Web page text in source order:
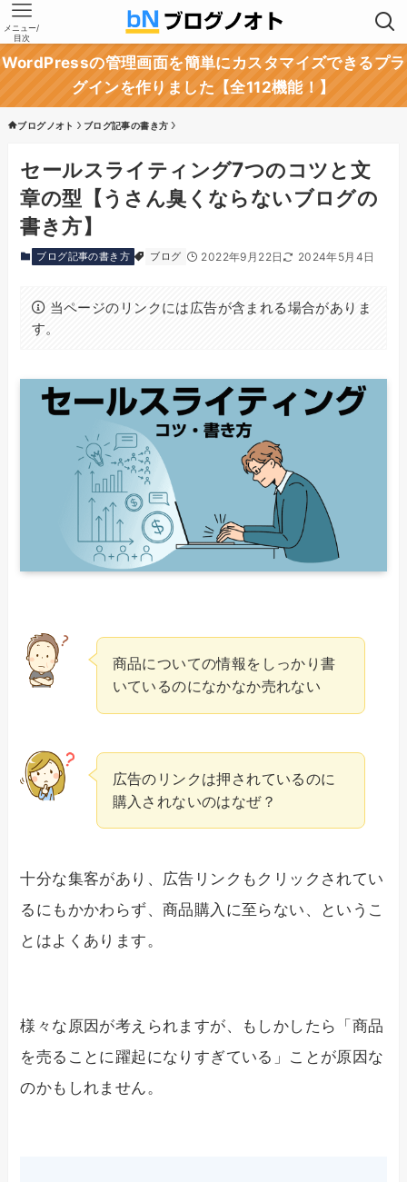
メニュー/
目次
WordPressの管理画面を簡単にカスタマイズできるプラ
グインを作りました【全112機能！】
ブログノオト ブログ記事の書き方
セールスライティング7つのコツと文
章の型【うさん臭くならないブログの
書き方】
ブログ記事の書き方 ブログ 2022年9月22日 2024年5月4日
当ページのリンクには広告が含まれる場合がありま
す。
商品についての情報をしっかり書
いているのになかなか売れない
広告のリンクは押されているのに
購入されないのはなぜ？
十分な集客があり、広告リンクもクリックされてい
るにもかかわらず、商品購入に至らない、というこ
とはよくあります。
様々な原因が考えられますが、もしかしたら「商品
を売ることに躍起になりすぎている」ことが原因な
のかもしれません。